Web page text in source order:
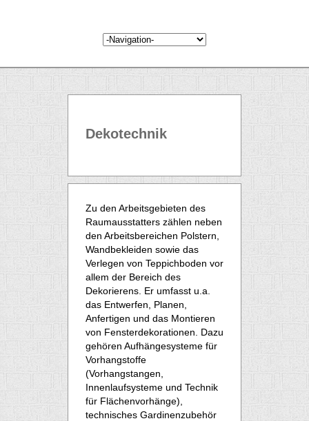
Dekotechnik
Zu den Arbeitsgebieten des
Raumausstatters zählen neben
den Arbeitsbereichen Polstern,
Wandbekleiden sowie das
Verlegen von Teppichboden vor
allem der Bereich des
Dekorierens. Er umfasst u.a.
das Entwerfen, Planen,
Anfertigen und das Montieren
von Fensterdekorationen. Dazu
gehören Aufhängesysteme für
Vorhangstoffe
(Vorhangstangen,
Innenlaufsysteme und Technik
für Flächenvorhänge),
technisches Gardinenzubehör